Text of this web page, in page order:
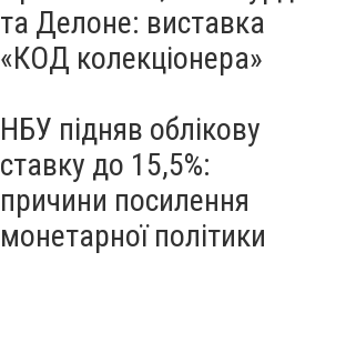
та Делоне: виставка
«КОД колекціонера»
НБУ підняв облікову
ставку до 15,5%:
причини посилення
монетарної політики